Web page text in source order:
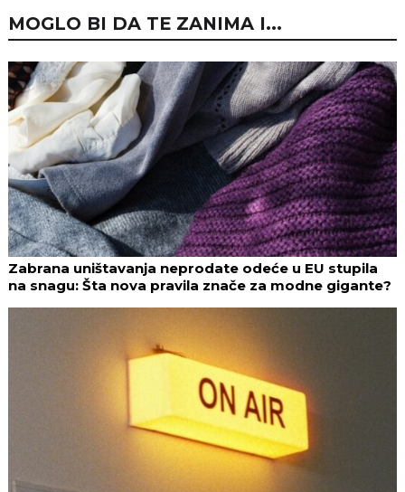
MOGLO BI DA TE ZANIMA I...
Zabrana uništavanja neprodate odeće u EU stupila
na snagu: Šta nova pravila znače za modne gigante?